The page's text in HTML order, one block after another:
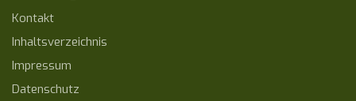
Kontakt
Inhaltsverzeichnis
Impressum
Datenschutz